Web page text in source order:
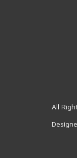
All